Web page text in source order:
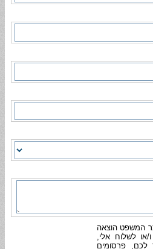
המשפט הוצאה
או לשלוח אלי,
לכם, פרסומים